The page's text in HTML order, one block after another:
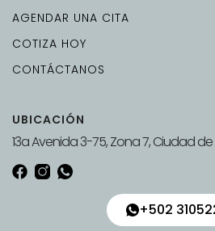
AGENDAR UNA CITA
COTIZA HOY
CONTÁCTANOS
UBICACIÓN
13a Avenida 3-75, Zona 7, Ciudad
+502